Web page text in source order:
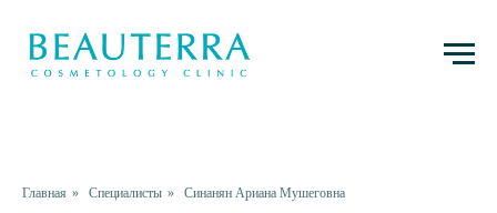
Главная » Специалисты » Синанян Ариана Мушеговна